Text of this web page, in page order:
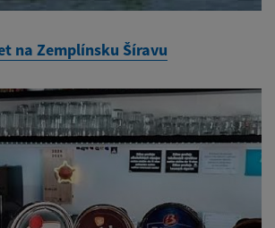
na Zemplínsku Šíravu